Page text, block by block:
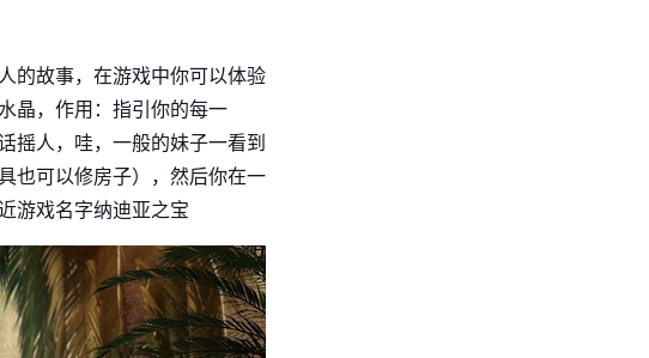
的故事，在游戏中你可以体验
晶，作用：指引你的每一
摇人，哇，一般的妹子一看到
也可以修房子），然后你在一
游戏名字纳迪亚之宝